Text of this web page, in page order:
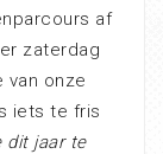
af
zaterdag
van onze
iets te fris
dit jaar te